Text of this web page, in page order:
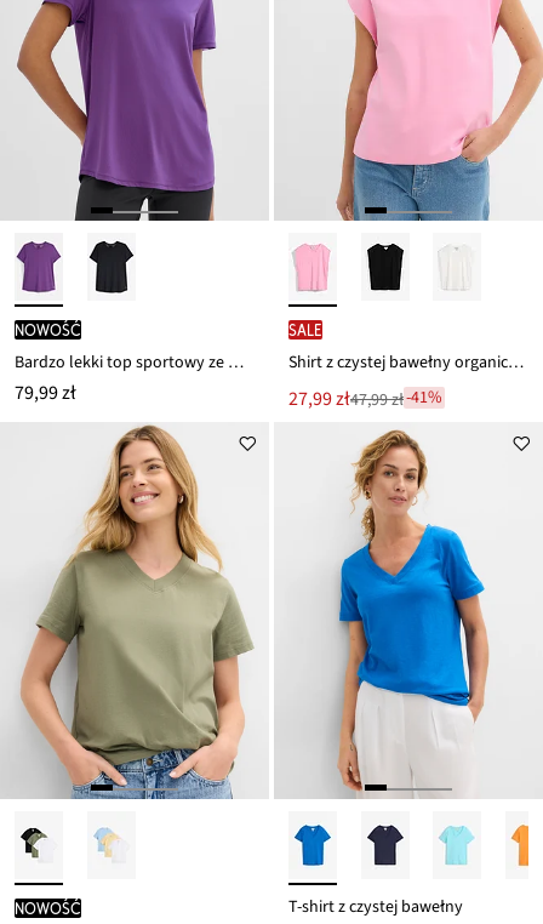
nowość
Bardzo lekki top sportowy ze wstawkami z siateczki, szybkoschnący
79,99 zł
SALE
Shirt z czystej bawełny organicznej
Nowa
cena
27,99 zł
Przeceniono
47,99 zł-41%
nowość T-shirt z czystej bawełny